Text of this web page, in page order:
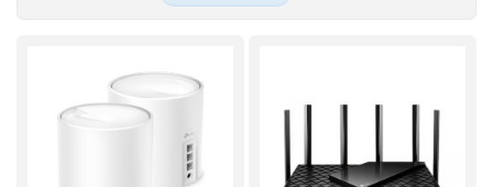
Мышки и Клавиатуры
Наушники
Сетевое оборудование